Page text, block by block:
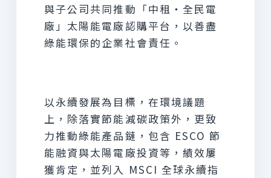
與子公司共同推動「中租‧全民電
廠」太陽能電廠認購平台，以善盡
綠能環保的企業社會責任。
以永續發展為目標，在環境議題
上，除落實節能減碳政策外，更致
力推動綠能產品鏈，包含 ESCO 節
能融資與太陽電廠投資等，績效屢
獲肯定，並列入 MSCI 全球永續指